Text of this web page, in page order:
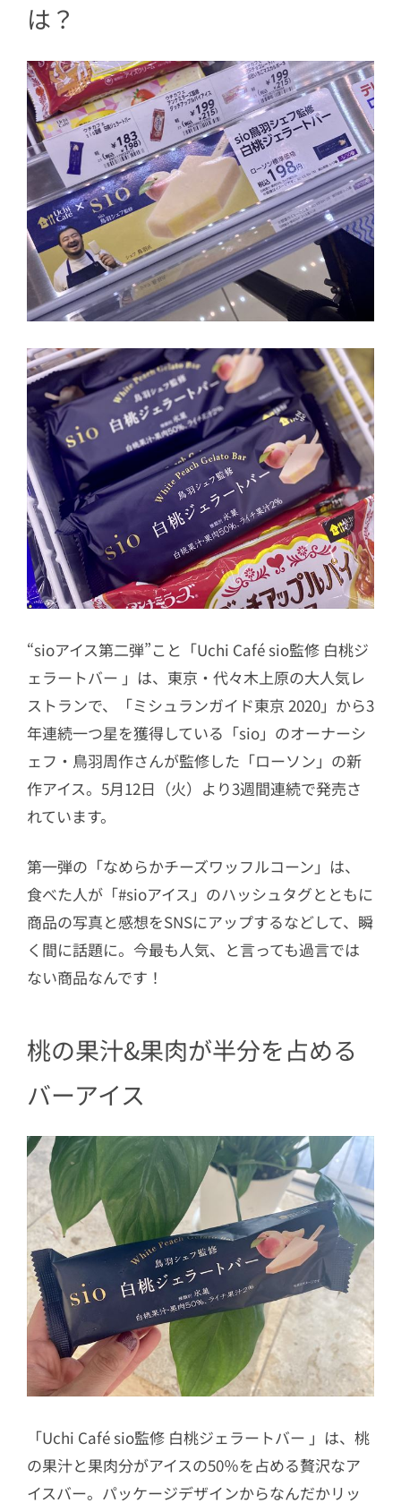
は？
“sioアイス第二弾”こと「Uchi Café sio監修 白桃ジ
ェラートバー 」は、東京・代々木上原の大人気レ
ストランで、「ミシュランガイド東京 2020」から3
年連続一つ星を獲得している「sio」のオーナーシ
ェフ・鳥羽周作さんが監修した「ローソン」の新
作アイス。5月12日（火）より3週間連続で発売さ
れています。
第一弾の「なめらかチーズワッフルコーン」は、
食べた人が「#sioアイス」のハッシュタグとともに
商品の写真と感想をSNSにアップするなどして、瞬
く間に話題に。今最も人気、と言っても過言では
ない商品なんです！
桃の果汁&果肉が半分を占める
バーアイス
「Uchi Café sio監修 白桃ジェラートバー 」は、桃
の果汁と果肉分がアイスの50％を占める贅沢なア
イスバー。パッケージデザインからなんだかリッ